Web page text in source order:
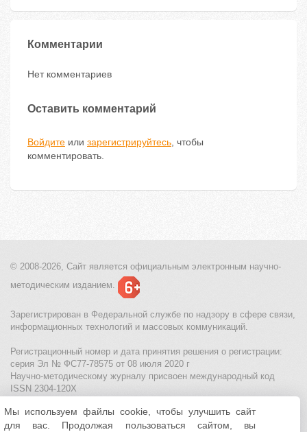
Комментарии
Нет комментариев
Оставить комментарий
Войдите или зарегистрируйтесь, чтобы
комментировать.
© 2008-2026, Сайт является официальным электронным научно-
методическим изданием.
Зарегистрирован в Федеральной службе по надзору в сфере связи,
информационных технологий и массовых коммуникаций.
Регистрационный номер и дата принятия решения о регистрации:
серия Эл № ФС77-78575 от 08 июля 2020 г
Научно-методическому журналу присвоен международный код
ISSN 2304-120X
МЦИТО|Школьные олимпиады и онлайн конкурсы для детей
Политика использования файлов cookie| Политика обработки и
Мы используем файлы cookie, чтобы улучшить сайт
для вас. Продолжая пользоваться сайтом, вы